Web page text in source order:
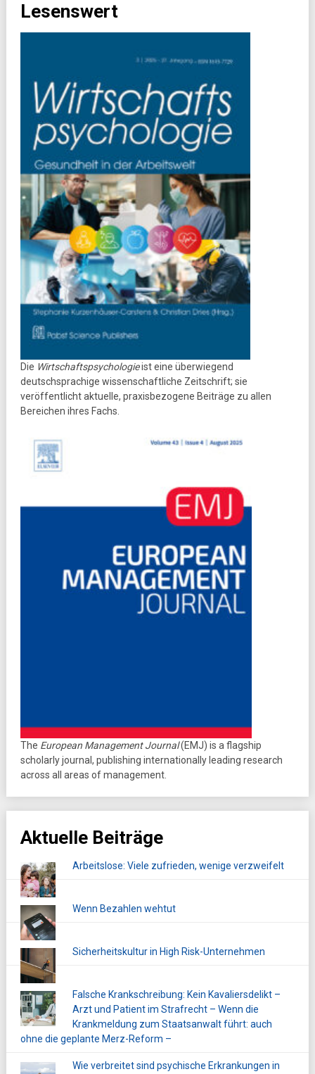
Lesenswert
Die Wirtschaftspsychologieist eine überwiegend
deutschsprachige wissenschaftliche Zeitschrift; sie
veröffentlicht aktuelle, praxisbezogene Beiträge zu allen
Bereichen ihres Fachs.
The European Management Journal(EMJ) is a flagship
scholarly journal, publishing internationally leading research
across all areas of management.
Aktuelle Beiträge
Arbeitslose: Viele zufrieden, wenige verzweifelt
Wenn Bezahlen wehtut
Sicherheitskultur in High Risk-Unternehmen
Falsche Krankschreibung: Kein Kavaliersdelikt –
Arzt und Patient im Strafrecht – Wenn die
Krankmeldung zum Staatsanwalt führt: auch
ohne die geplante Merz-Reform –
Wie verbreitet sind psychische Erkrankungen in